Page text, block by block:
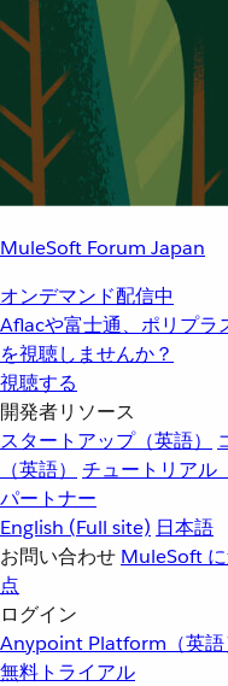
MuleSoft Forum Japan
オンデマンド配信中
Aflacや富士通、ポリプラ
を視聴しませんか？
視聴する
開発者リソース
スタートアップ（英語）
（英語）
チュートリアル
パートナー
English (Full site) 日本語
お問い合わせ MuleSoft
点
ログイン
Anypoint Platform（英語
無料トライアル